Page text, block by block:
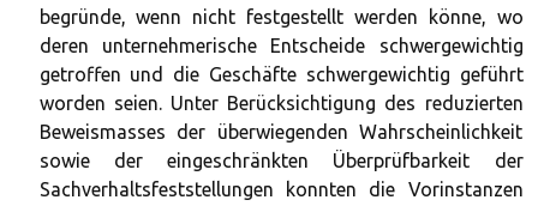
begründe, wenn nicht festgestellt werden könne, wo
deren unternehmerische Entscheide schwergewichtig
getroffen und die Geschäfte schwergewichtig geführt
worden seien. Unter Berücksichtigung des reduzierten
Beweismasses der überwiegenden Wahrscheinlichkeit
sowie der eingeschränkten Überprüfbarkeit der
Sachverhaltsfeststellungen konnten die Vorinstanzen